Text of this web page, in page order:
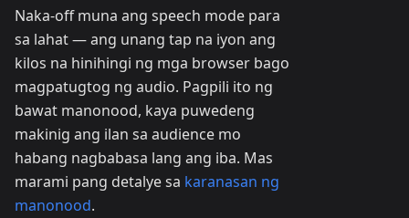
Naka-off muna ang speech mode para
sa lahat — ang unang tap na iyon ang
kilos na hinihingi ng mga browser bago
magpatugtog ng audio. Pagpili ito ng
bawat manonood, kaya puwedeng
makinig ang ilan sa audience mo
habang nagbabasa lang ang iba. Mas
marami pang detalye sa karanasan ng
manonood.